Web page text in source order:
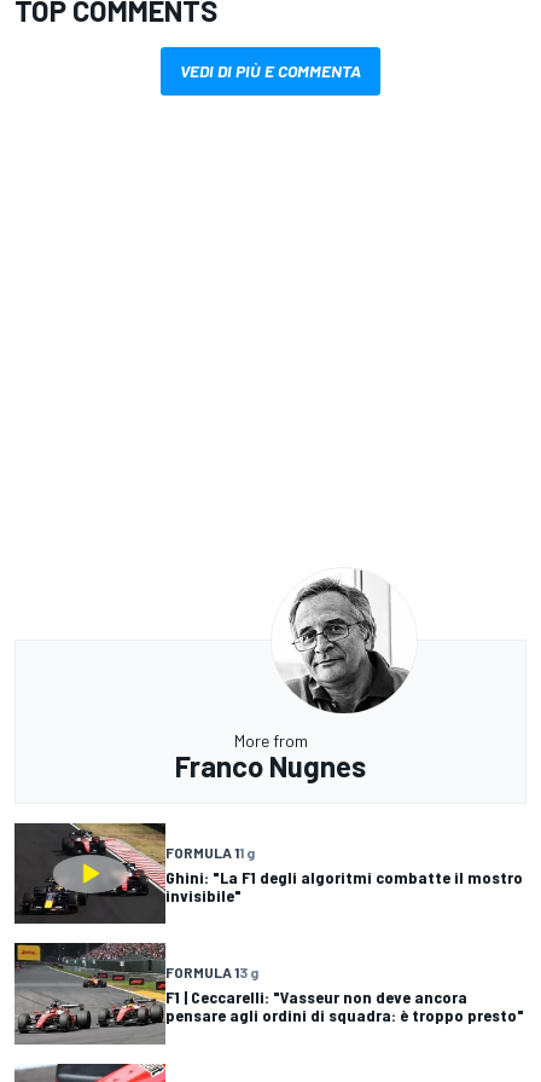
TOP COMMENTS
VEDI DI PIÙ E COMMENTA
More from
Franco Nugnes
FORMULA 11 g
Ghini: "La F1 degli algoritmi combatte il mostro
invisibile"
FORMULA 13 g
F1 | Ceccarelli: "Vasseur non deve ancora
pensare agli ordini di squadra: è troppo presto"